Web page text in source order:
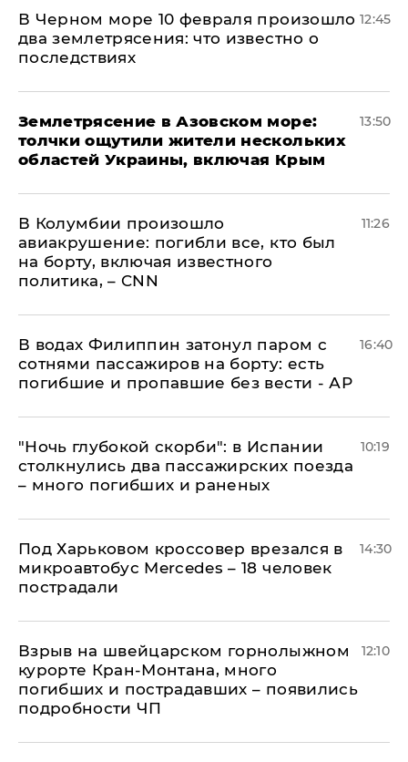
В Черном море 10 февраля произошло
два землетрясения: что известно о
последствиях
12:45
Землетрясение в Азовском море:
толчки ощутили жители нескольких
областей Украины, включая Крым
13:50
В Колумбии произошло
авиакрушение: погибли все, кто был
на борту, включая известного
политика, – CNN
11:26
В водах Филиппин затонул паром с
сотнями пассажиров на борту: есть
погибшие и пропавшие без вести - АР
16:40
"Ночь глубокой скорби": в Испании
столкнулись два пассажирских поезда
– много погибших и раненых
10:19
Под Харьковом кроссовер врезался в
микроавтобус Mercedes – 18 человек
пострадали
14:30
Взрыв на швейцарском горнолыжном
курорте Кран-Монтана, много
погибших и пострадавших – появились
подробности ЧП
12:10